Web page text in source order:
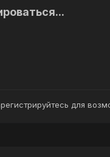
для